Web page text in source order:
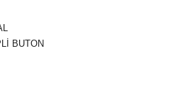
BUTON